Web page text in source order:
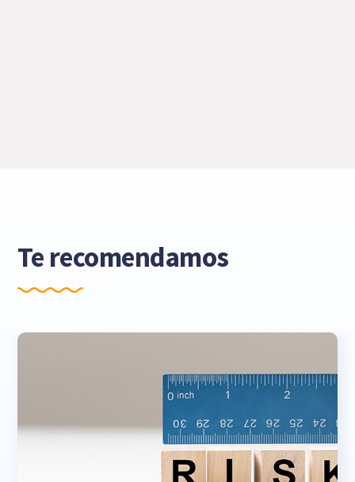
Te recomendamos